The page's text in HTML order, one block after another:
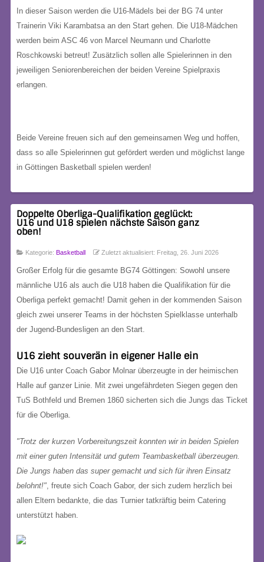
In dieser Saison werden die U16-Mädels bei der BG 74 unter
Trainerin Viki Karambatsa an den Start gehen. Die U18-Mädchen
werden beim ASC 46 von Marcel Neumann und Charlotte
Roschkowski betreut! Zusätzlich sollen alle Spielerinnen in den
jeweiligen Seniorenbereichen der beiden Vereine Spielpraxis
erlangen.
Beide Vereine freuen sich auf den gemeinsamen Weg und hoffen,
dass so alle Spielerinnen gut gefördert werden und möglichst lange
in Göttingen Basketball spielen werden!
Doppelte Oberliga-Qualifikation geglückt:
U16 und U18 spielen nächste Saison ganz
oben!
Kategorie: Basketball Zuletzt aktualisiert: Freitag, 26. Juni 2026
Großer Erfolg für die gesamte BG74 Göttingen: Sowohl unsere
männliche U16 als auch die U18 haben die Qualifikation für die
Oberliga perfekt gemacht! Damit gehen in der kommenden Saison
gleich zwei unserer Teams in der höchsten Spielklasse unterhalb
der Jugend-Bundesligen an den Start.
U16 zieht souverän in eigener Halle ein
Die U16 unter Coach Gabor Molnar überzeugte in der heimischen
Halle auf ganzer Linie. Mit zwei ungefährdeten Siegen gegen den
TuS Bothfeld und Bremen 1860 sicherten sich die Jungs das Ticket
für die Oberliga.
"Trotz der kurzen Vorbereitungszeit konnten wir in beiden Spielen
mit einer guten Intensität und gutem Teambasketball überzeugen.
Die Jungs haben das super gemacht und sich für ihren Einsatz
belohnt!", freute sich Coach Gabor, der sich zudem herzlich bei
allen Eltern bedankte, die das Turnier tatkräftig beim Catering
unterstützt haben.